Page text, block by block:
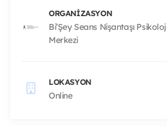
ORGANIZASYON
Bi’Şey Seans Nişantaşı
Merkezi
LOKASYON
Online